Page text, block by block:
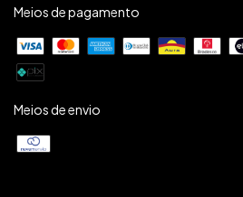
Meios de pagamento
Meios de envio